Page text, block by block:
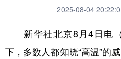
科技 科创
2025-08-04
新华社北京8月4日电（
下，多数人都知晓“高温”的